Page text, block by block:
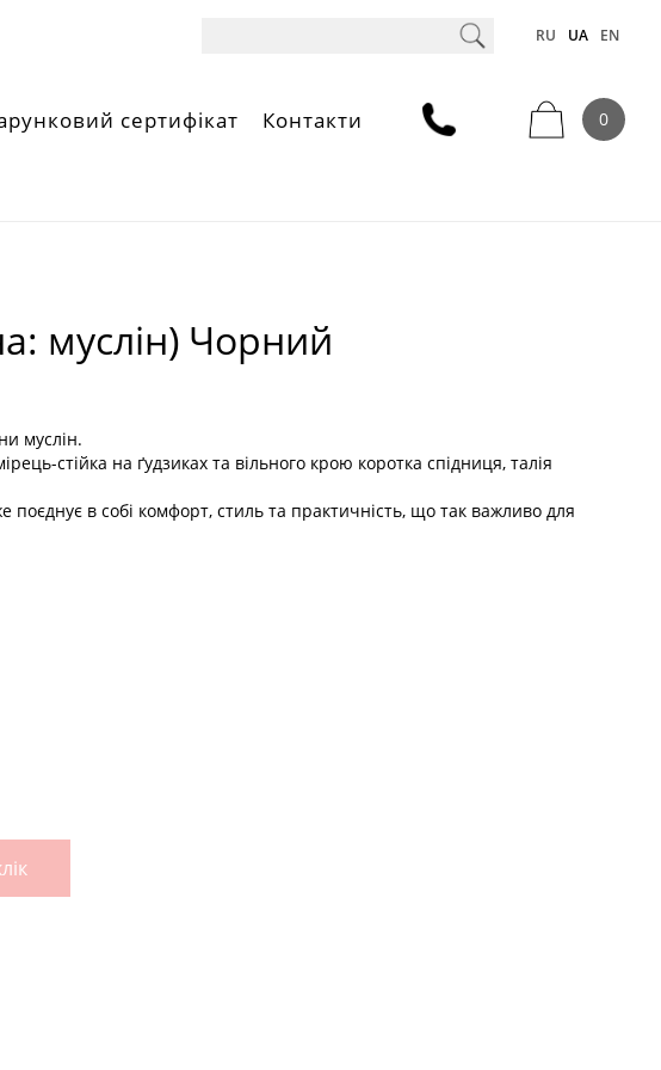
RU UA EN
сертифікат Контакти 0
муслін) Чорний
муслін.
стійка на ґудзиках та вільного крою коротка спідниця, талія
поєднує в собі комфорт, стиль та практичність, що так важливо для